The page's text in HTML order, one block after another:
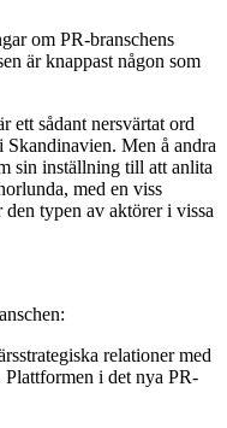
om PR-branschens
är knappast någon som
ett sådant nersvärtat ord
Skandinavien. Men å andra
sin inställning till att anlita
med en viss
typen av aktörer i vissa
relationer med
i det nya PR-